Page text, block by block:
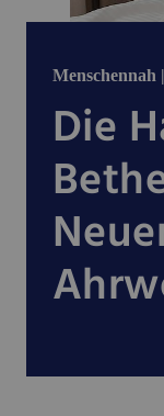
Menschennah |
Die